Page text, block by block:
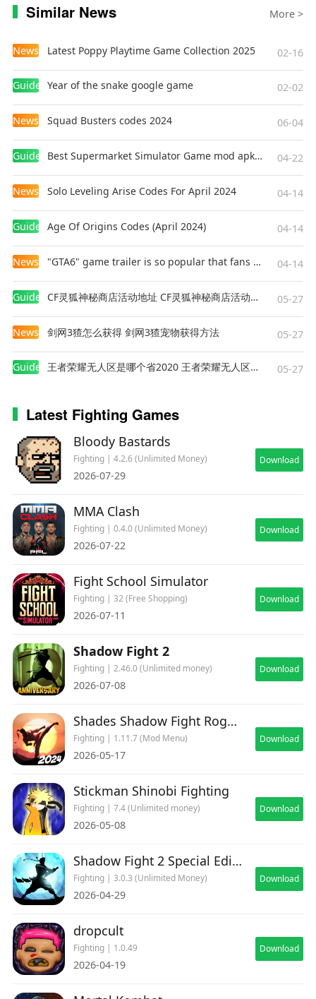
Similar News More >
News Latest Poppy Playtime Game Collection 2025 02-16
Guides Year of the snake google game 02-02
News Squad Busters codes 2024 06-04
Guides Best Supermarket Simulator Game mod apk for Android 04-22
News Solo Leveling Arise Codes For April 2024 04-14
Guides Age Of Origins Codes (April 2024) 04-14
News "GTA6" game trailer is so popular that fans make and release a real-life version 04-14
Guides CF灵狐神秘商店活动地址 CF灵狐神秘商店活动网址 05-27
News 剑网3猹怎么获得 剑网3猹宠物获得方法 05-27
Guides 王者荣耀无人区是哪个省2020 王者荣耀无人区在哪些地方 05-27
Latest Fighting Games
Bloody Bastards
Fighting | 4.2.6 (Unlimited Money)
2026-07-29
Download
MMA Clash
Fighting | 0.4.0 (Unlimited Money)
2026-07-22
Download
Fight School Simulator
Fighting | 32 (Free Shopping)
2026-07-11
Download
Shadow Fight 2
Fighting | 2.46.0 (Unlimited money)
2026-07-08
Download
Shades Shadow Fight Roguelike
Fighting | 1.11.7 (Mod Menu)
2026-05-17
Download
Stickman Shinobi Fighting
Fighting | 7.4 (Unlimited money)
2026-05-08
Download
Shadow Fight 2 Special Edition
Fighting | 3.0.3 (Unlimited Money)
2026-04-29
Download
dropcult
Fighting | 1.0.49
2026-04-19
Download